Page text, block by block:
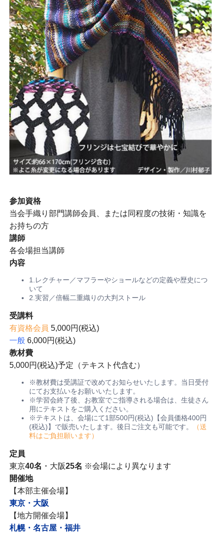
参加資格
当会手織り部門講師会員、または同程度の技術・知識を
お持ちの方
講師
各会場担当講師
内容
1.レクチャー／マフラーやショールなどの定義や歴史につ
いて
2.実習／倍幅二重織りの大判ストール
受講料
有資格会員 5,000円(税込)
一般6,000円(税込)
教材費
5,000円(税込)予定（テキスト代含む）
※教材費は受講証で改めてお知らせいたします。当日受付
にてお支払いをお願いいたします。
※学習会終了後、お教室でご指導される場合は、生徒さん
用にテキストをご購入ください。
※テキストは、会場にて1部500円(税込)【会員価格400円
(税込)】で販売いたします。後日ご注文も可能です。
（送
料はご負担願います）
定員
東京40名 ・大阪25名 ※会場により異なります
開催地
【本部主催会場】
東京・大阪
【地方開催会場】
札幌・名古屋・福井